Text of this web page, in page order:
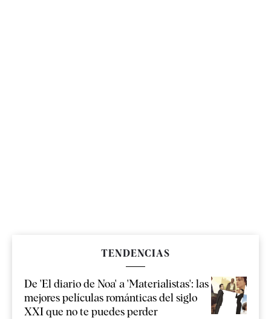
TENDENCIAS
De 'El diario de Noa' a 'Materialistas': las
mejores películas románticas del siglo
XXI que no te puedes perder